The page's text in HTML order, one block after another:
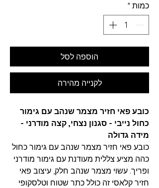
כמות *
הוספה לסל
לקנייה מהירה
כובע פאי חזיר מצמר שנהב עם גימור
כחול נייבי - סגנון נצחי, קצה מודרני -
מידה גדולה
כובע פאי חזיר מצמר שנהב עם גימור כחול
כהה מציע צללית מעודנת עם גימור מודרני
ופריך. עשוי מצמר שנהב חלק, עיצוב פאי
חזיר קלאסי זה כולל כתר שטוח וטלסקופי